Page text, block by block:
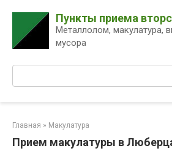
контенту
Пункты приема
Металлолом, макулатура,
мусора
Главная » Макулатура
Прием макулатуры в